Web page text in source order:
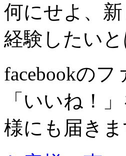
何にせよ、
経験したい
facebookの
「いいね！
様にも届きま